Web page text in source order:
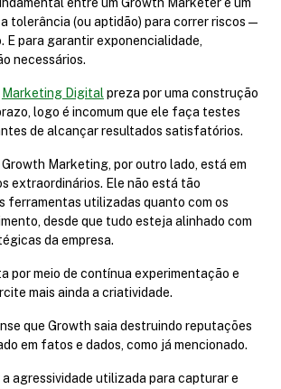
entre um Growth Marketer e um
tolerância (ou aptidão) para correr riscos —
E para garantir exponencialidade,
necessários.
Marketing Digital preza por uma construção
logo é incomum que ele faça testes
de alcançar resultados satisfatórios.
Marketing, por outro lado, está em
extraordinários. Ele não está tão
ferramentas utilizadas quanto com os
desde que tudo esteja alinhado com
da empresa.
por meio de contínua experimentação e
mais ainda a criatividade.
que Growth saia destruindo reputações
em fatos e dados, como já mencionado.
a agressividade utilizada para capturar e